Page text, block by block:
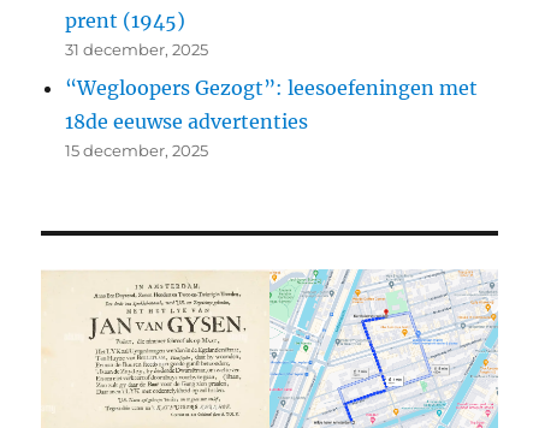
prent (1945)
31 december, 2025
“Wegloopers Gezogt”: leesoefeningen met
18de eeuwse advertenties
15 december, 2025